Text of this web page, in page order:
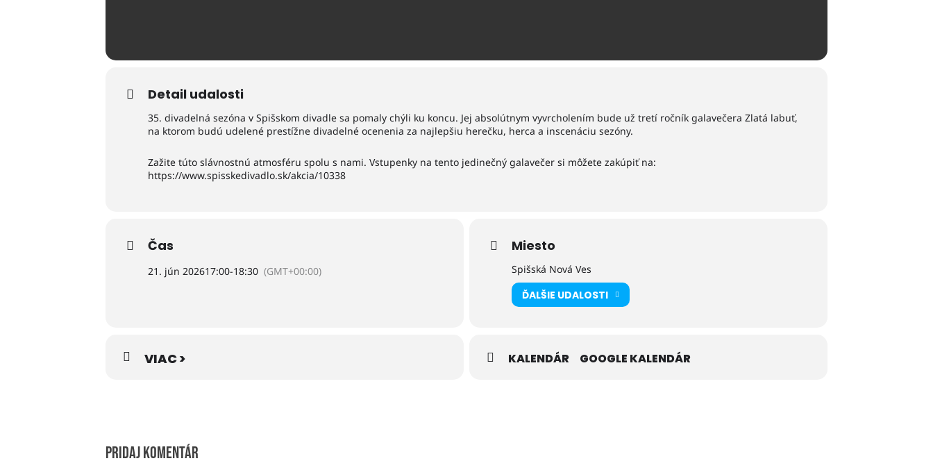
Detail udalosti
35. divadelná sezóna v Spišskom divadle sa pomaly chýli ku koncu. Jej absolútnym vyvrcholením bude už tretí ročník galavečera Zlatá labuť,
na ktorom budú udelené prestížne divadelné ocenenia za najlepšiu herečku, herca a inscenáciu sezóny.
Zažite túto slávnostnú atmosféru spolu s nami. Vstupenky na tento jedinečný galavečer si môžete zakúpiť na:
https://www.spisskedivadlo.sk/akcia/10338
Čas
21. jún 202617:00-18:30 (GMT+00:00)
Miesto
Spišská Nová Ves
ĎALŠIE UDALOSTI
VIAC > KALENDÁR GOOGLE KALENDÁR
Pridaj komentár